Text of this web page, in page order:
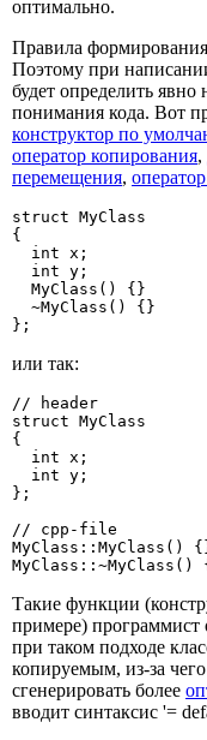
оптимально.
Правила
Поэтому при
будет определить
понимания кода. Вот
конструктор по
оператор копирования,
перемещения,
struct MyClass
{
  int x;
  int y;
  MyClass() {}
  ~MyClass() {}
};
или так:
// header
struct MyClass
{
  int x;
  int y;
};
// cpp-file
MyClass::MyClass()
MyClass::~MyClass()
Такие функции
примере) программист
при таком подходе
копируемым, из-за
сгенерировать более
вводит синтаксис '=